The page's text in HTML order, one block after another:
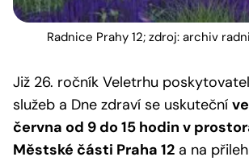
Radnice Prahy 12; zdroj: archiv
Již 26. ročník Veletrhu
služeb a Dne zdraví se uskuteční
června od 9 do 15 hodin v
Městské části Praha 12 a na